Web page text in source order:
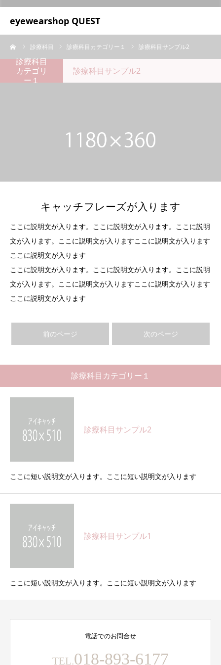
eyewearshop QUEST
診療科目 診療科目カテゴリー１ 診療科目サンプル2
診療科目
カテゴリ
ー１
診療科目サンプル2
キャッチフレーズが入ります
ここに説明文が入ります。ここに説明文が入ります。ここに説明
文が入ります。ここに説明文が入りますここに説明文が入ります
ここに説明文が入ります
ここに説明文が入ります。ここに説明文が入ります。ここに説明
文が入ります。ここに説明文が入りますここに説明文が入ります
ここに説明文が入ります
前のページ 次のページ
診療科目カテゴリー１
診療科目サンプル2
ここに短い説明文が入ります。ここに短い説明文が入ります
診療科目サンプル1
ここに短い説明文が入ります。ここに短い説明文が入ります
電話でのお問合せ
TEL.018-893-6177